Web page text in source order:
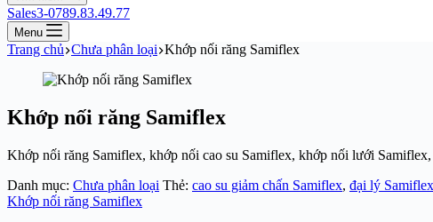
Sales3-0789.83.49.77
Menu
Trang chủ Chưa phân loại Khớp nối răng Samiflex
Khớp nối răng Samiflex
Khớp nối răng Samiflex, khớp nối cao su Samiflex, khớp nối lưới
Danh mục: Chưa phân loại Thẻ: cao su giảm chấn Samiflex, đại lý
Khớp nối răng Samiflex